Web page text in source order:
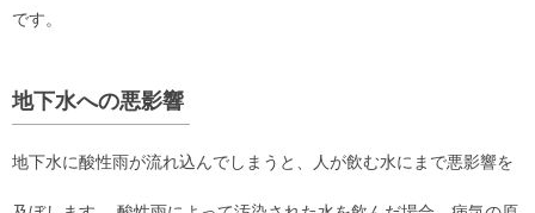
です。
地下水への悪影響
地下水に酸性雨が流れ込んでしまうと、人が飲む水にまで悪影響を